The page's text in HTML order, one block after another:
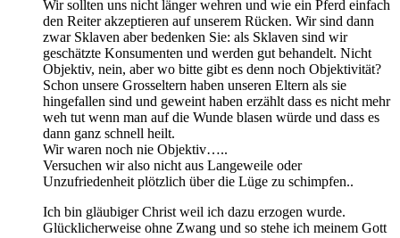
Wir sollten uns nicht länger wehren und wie ein Pferd einfach
den Reiter akzeptieren auf unserem Rücken. Wir sind dann
zwar Sklaven aber bedenken Sie: als Sklaven sind wir
geschätzte Konsumenten und werden gut behandelt. Nicht
Objektiv, nein, aber wo bitte gibt es denn noch Objektivität?
Schon unsere Grosseltern haben unseren Eltern als sie
hingefallen sind und geweint haben erzählt dass es nicht mehr
weh tut wenn man auf die Wunde blasen würde und dass es
dann ganz schnell heilt.
Wir waren noch nie Objektiv…..
Versuchen wir also nicht aus Langeweile oder
Unzufriedenheit plötzlich über die Lüge zu schimpfen..
Ich bin gläubiger Christ weil ich dazu erzogen wurde.
Glücklicherweise ohne Zwang und so stehe ich meinem Gott